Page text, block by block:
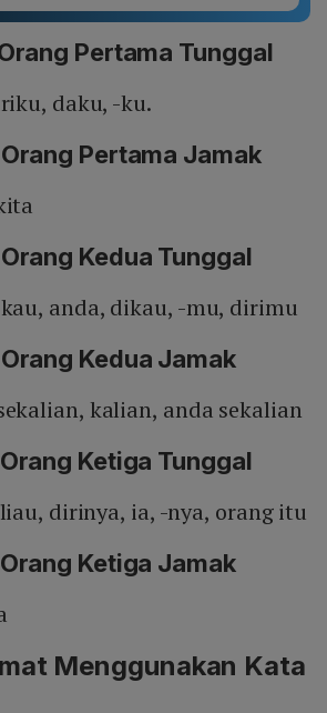
Pertama Tunggal
daku, -ku.
Pertama Jamak
Kedua Tunggal
anda, dikau, -mu, dirimu
Kedua Jamak
kalian, anda sekalian
Ketiga Tunggal
dirinya, ia, -nya, orang itu
Ketiga Jamak
Menggunakan Kata